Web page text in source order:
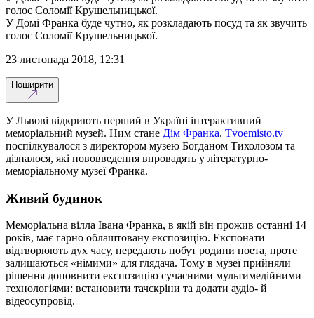
голос Соломії Крушельницької.
У Домі Франка буде чутно, як розкладають посуд та як звучить
голос Соломії Крушельницької.
23 листопада 2018, 12:31
Поширити
У Львові відкриють перший в Україні інтерактивний
меморіальний музей. Ним стане Дім Франка. Tvoemisto.tv
поспілкувалося з директором музею Богданом Тихолозом та
дізналося, які нововведення впровадять у літературно-
меморіальному музеї Франка.
Живий будинок
Меморіальна вілла Івана Франка, в якій він прожив останні 14
років, має гарно облаштовану експозицію. Експонати
відтворюють дух часу, передають побут родини поета, проте
залишаються «німими» для глядача. Тому в музеї прийняли
рішення доповнити експозицію сучасними мультимедійними
технологіями: встановити тачскріни та додати аудіо- й
відеосупровід.